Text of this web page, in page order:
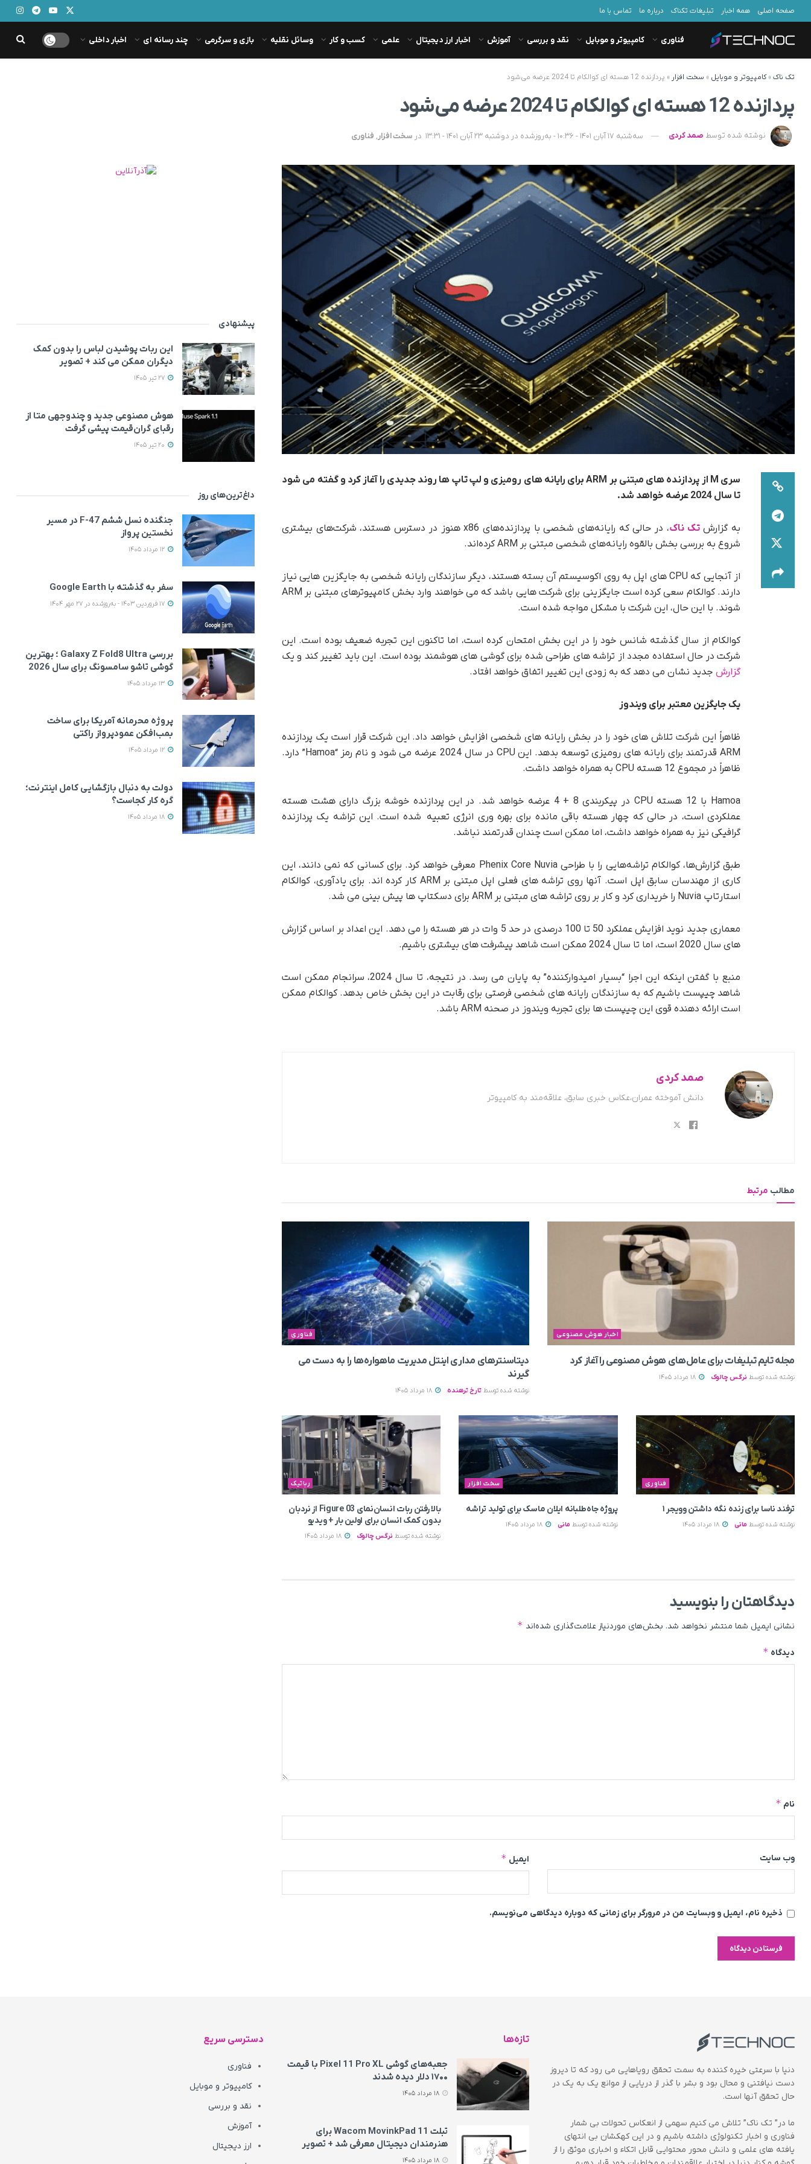
صفحه اصلی همه اخبار تبلیغات تکناک درباره ما تماس با ما
فناوری کامپیوتر و موبایل نقد و بررسی آموزش اخبار ارز دیجیتال علمی کسب و کار وسائل نقلیه بازی و سرگرمی چند رسانه ای اخبار داخلی
تک ناک»کامپیوتر و موبایل » سخت افزار » پردازنده 12 هسته ای کوالکام تا 2024 عرضه می‌شود
پردازنده 12 هسته ای کوالکام تا 2024 عرضه می‌شود
نوشته شده توسط صمد کردی سه‌شنبه 17 آبان 1401 - 10:36 - به‌روزشده در دوشنبه 23 آبان 1401 - 13:31 در سخت افزار, فناوری
سری M از پردازنده های مبتنی بر ARM برای رایانه های رومیزی و لپ تاپ ها روند جدیدی را آغاز کرد و گفته می شود
تا سال 2024 عرضه خواهد شد.
به گزارشتک ناک
، در حالی که رایانه‌های شخصی با پردازنده‌های x86 هنوز در دسترس هستند، شرکت‌های بیشتری
شروع به بررسی بخش بالقوه رایانه‌های شخصی مبتنی بر ARM کرده‌اند.
از آنجایی که CPU های اپل به روی اکوسیستم آن بسته هستند، دیگر سازندگان رایانه شخصی به جایگزین هایی نیاز
دارند. کوالکام سعی کرده است جایگزینی برای شرکت هایی باشد که می خواهند وارد بخش کامپیوترهای مبتنی بر ARM
شوند. با این حال، این شرکت با مشکل مواجه شده است.
کوالکام از سال گذشته شانس خود را در این بخش امتحان کرده است، اما تاکنون این تجربه ضعیف بوده است. این
شرکت در حال استفاده مجدد از تراشه های طراحی شده برای گوشی های هوشمند بوده است. این باید تغییر کند و یک
گزارش جدید نشان می دهد که به زودی این تغییر اتفاق خواهد افتاد.
یک جایگزین معتبر برای ویندوز
ظاهراً این شرکت تلاش های خود را در بخش رایانه های شخصی افزایش خواهد داد. این شرکت قرار است یک پردازنده
ARM قدرتمند برای رایانه های رومیزی توسعه بدهد. این CPU در سال 2024 عرضه می شود و نام رمز “Hamoa” دارد.
ظاهراً در مجموع 12 هسته CPU به همراه خواهد داشت.
Hamoa با 12 هسته CPU در پیکربندی 8 + 4 عرضه خواهد شد. در این پردازنده خوشه بزرگ دارای هشت هسته
عملکردی است، در حالی که چهار هسته باقی مانده برای بهره وری انرژی تعبیه شده است. این تراشه یک پردازنده
گرافیکی نیز به همراه خواهد داشت، اما ممکن است چندان قدرتمند نباشد.
طبق گزارش‌ها، کوالکام تراشه‌هایی را با طراحی Phenix Core Nuvia معرفی خواهد کرد. برای کسانی که نمی دانند، این
کاری از مهندسان سابق اپل است. آنها روی تراشه های فعلی اپل مبتنی بر ARM کار کرده اند. برای یادآوری، کوالکام
استارتاپ Nuvia را خریداری کرد و کار بر روی تراشه های مبتنی بر ARM برای دسکتاپ ها پیش بینی می شد.
معماری جدید نوید افزایش عملکرد 50 تا 100 درصدی در حد 5 وات در هر هسته را می دهد. این اعداد بر اساس گزارش
های سال 2020 است، اما تا سال 2024 ممکن است شاهد پیشرفت های بیشتری باشیم.
منبع با گفتن اینکه این اجرا “بسیار امیدوارکننده” به پایان می رسد. در نتیجه، تا سال 2024، سرانجام ممکن است
شاهد چیپست باشیم که به سازندگان رایانه های شخصی فرصتی برای رقابت در این بخش خاص بدهد. کوالکام ممکن
است ارائه دهنده قوی این چیپست ها برای تجربه ویندوز در صحنه ARM باشد.
صمد کردی
دانش آموخته عمران،عکاس خبری سابق، علاقه‌مند به کامپیوتر
مطالب مرتبط
اخبار هوش مصنوعی
مجله تایم تبلیغات برای عامل‌های هوش مصنوعی را آغاز کرد
نوشته شده توسط نرگس چالوک
فناوری
دیتاسنترهای مداری اینتل مدیریت ماهواره‌ها را به دست می‌
گیرند
نوشته شده توسط تارخ ترهنده
فناوری
ترفند ناسا برای زنده نگه داشتن وویجر ۱
نوشته شده توسط مانی
سخت افزار
پروژه جاه‌طلبانه ایلان ماسک برای تولید تراشه
نوشته شده توسط مانی 18 مرداد 1405
رباتیک
بالا رفتن ربات انسان‌نمای Figure 03 از نردبان
بدون کمک انسان برای اولین بار + ویدیو
نوشته شده توسط نرگس چالوک
دیدگاهتان را بنویسید
نشانی ایمیل شما منتشر نخواهد شد. بخش‌های موردنیاز علامت‌گذاری شده‌اند *
دیدگاه *
نام *
ایمیل * وب‌ سایت
ذخیره نام، ایمیل و وبسایت من در مرورگر برای زمانی که دوباره دیدگاهی می‌نویسم.
پیشنهادی
این ربات پوشیدن لباس را بدون کمک
دیگران ممکن می‌ کند + تصویر
هوش مصنوعی جدید و چندوجهی متا از
رقبای گران‌قیمت پیشی گرفت
داغ‌ترین‌های روز
جنگنده نسل ششم F-47 در مسیر
نخستین پرواز
سفر به گذشته با Google Earth
بررسی Galaxy Z Fold8 Ultra ؛ بهترین
گوشی تاشو سامسونگ برای سال 2026
پروژه محرمانه آمریکا برای ساخت
بمب‌افکن عمودپرواز راکتی
دولت به دنبال بازگشایی کامل اینترنت؛
گره کار کجاست؟
دنیا با سرعتی خیره کننده به سمت تحقق رویاهایی می رود که تا دیروز
دست نیافتنی و محال بود و بشر با گذر از دریایی از موانع یک به یک در
حال تحقق آنها است.
ما در” تک ناک” تلاش می کنیم سهمی از انعکاس تحولات بی شمار
فناوری و اخبار تکنولوژی داشته باشیم و در این کهکشان بی انتهای
یافته های علمی و دانش محور محتوایی قابل اتکاء و اخباری موثق را از
تازه‌ها
جعبه‌های گوشی Pixel 11 Pro XL با قیمت
۱۷۰۰ دلار دیده شدند
تبلت Wacom MovinkPad 11 برای
هنرمندان دیجیتال معرفی شد + تصویر
دسترسی سریع
فناوری
کامپیوتر و موبایل
نقد و بررسی
آموزش
ارز دیجیتال